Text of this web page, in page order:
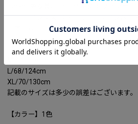
ーリー フレンズ スマイル エンブレム
【サイズ】M-XL
L/68/124cm
XL/70/130cm
記載のサイズは多少の誤差はございます。
【カラー】1色